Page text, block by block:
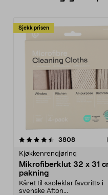
Sjekk prisen
3808
Kjøkkenrengjøring
Mikrofiberklut 32 x 31
pakning
Kåret til «soleklar favoritt» i
svenske Afton...
4.5av 5 stjerner